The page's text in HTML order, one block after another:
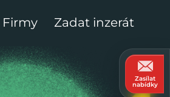
Firmy Zadat inzerát
Zasílat
nabídky